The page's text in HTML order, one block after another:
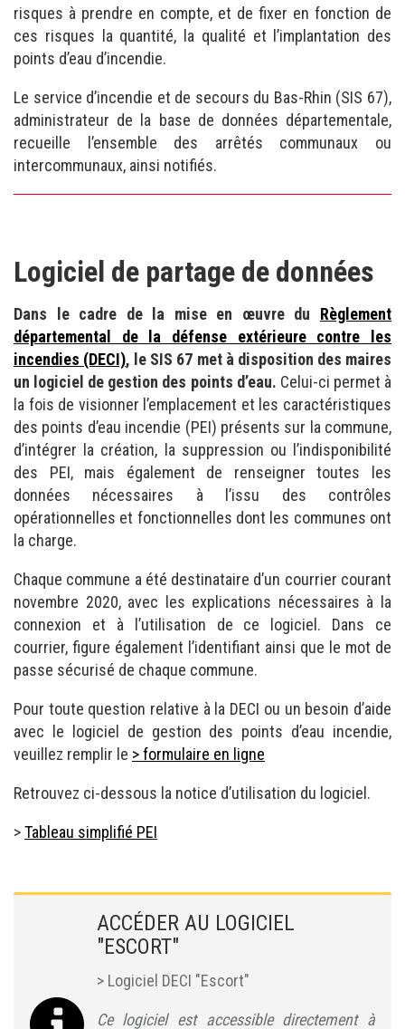
risques à prendre en compte, et de fixer en fonction de
ces risques la quantité, la qualité et l’implantation des
points d’eau d’incendie.
Le service d’incendie et de secours du Bas-Rhin (SIS 67),
administrateur de la base de données départementale,
recueille l’ensemble des arrêtés communaux ou
intercommunaux, ainsi notifiés.
Logiciel de partage de données
Dans le cadre de la mise en œuvre du Règlement
départemental de la défense extérieure contre les
incendies (DECI), le SIS 67 met à disposition des maires
un logiciel de gestion des points d’eau. Celui-ci permet à
la fois de visionner l’emplacement et les caractéristiques
des points d’eau incendie (PEI) présents sur la commune,
d’intégrer la création, la suppression ou l’indisponibilité
des PEI, mais également de renseigner toutes les
données nécessaires à l’issu des contrôles
opérationnelles et fonctionnelles dont les communes ont
la charge.
Chaque commune a été destinataire d’un courrier courant
novembre 2020, avec les explications nécessaires à la
connexion et à l’utilisation de ce logiciel. Dans ce
courrier, figure également l’identifiant ainsi que le mot de
passe sécurisé de chaque commune.
Pour toute question relative à la DECI ou un besoin d’aide
avec le logiciel de gestion des points d’eau incendie,
veuillez remplir le > formulaire en ligne
Retrouvez ci-dessous la notice d’utilisation du logiciel.
>Tableau simplifié PEI
ACCÉDER AU LOGICIEL
"ESCORT"
> Logiciel DECI "Escort"
Ce logiciel est accessible directement à